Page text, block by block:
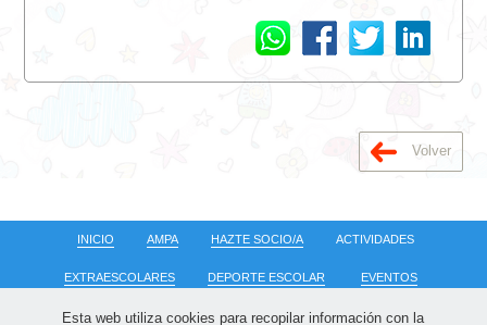
Volver
INICIO AMPA HAZTE SOCIO/A ACTIVIDADES
EXTRAESCOLARES DEPORTE ESCOLAR EVENTOS
NOTICIAS COMUNICADOS CONTACTO
Esta web utiliza cookies para recopilar información con la